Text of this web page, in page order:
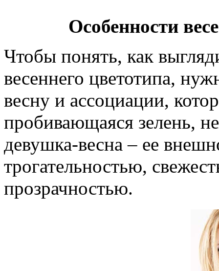
Особенности
Чтобы понять, как
весеннего цветотипа,
весну и ассоциации,
пробивающаяся зелень,
девушка-весна – ее
трогательностью,
прозрачностью.